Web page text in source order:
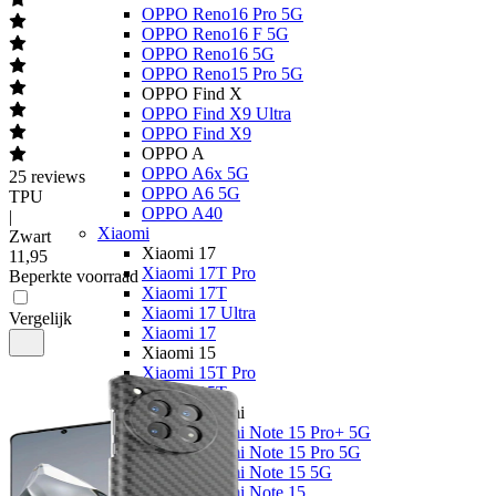
OPPO Reno16 Pro 5G
OPPO Reno16 F 5G
OPPO Reno16 5G
OPPO Reno15 Pro 5G
OPPO Find X
OPPO Find X9 Ultra
OPPO Find X9
OPPO A
OPPO A6x 5G
OPPO A6 5G
OPPO A40
Xiaomi
Xiaomi 17
Xiaomi 17T Pro
Xiaomi 17T
Xiaomi 17 Ultra
Xiaomi 17
Xiaomi 15
Xiaomi 15T Pro
Xiaomi 15T
Xiaomi Redmi
Xiaomi Redmi Note 15 Pro+ 5G
Xiaomi Redmi Note 15 Pro 5G
Xiaomi Redmi Note 15 5G
Xiaomi Redmi Note 15
25 reviews
TPU
|
Zwart
11 ,95
Beperkte voorraad
Vergelijk